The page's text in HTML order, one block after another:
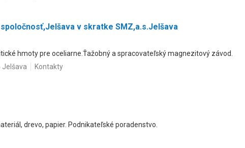
v skratke SMZ,a.s.Jelšava
hmoty pre oceliarne.Ťažobný a spracovateľský magnezitový závod.
Jelšava Kontakty
drevo, papier. Podnikateľské poradenstvo.